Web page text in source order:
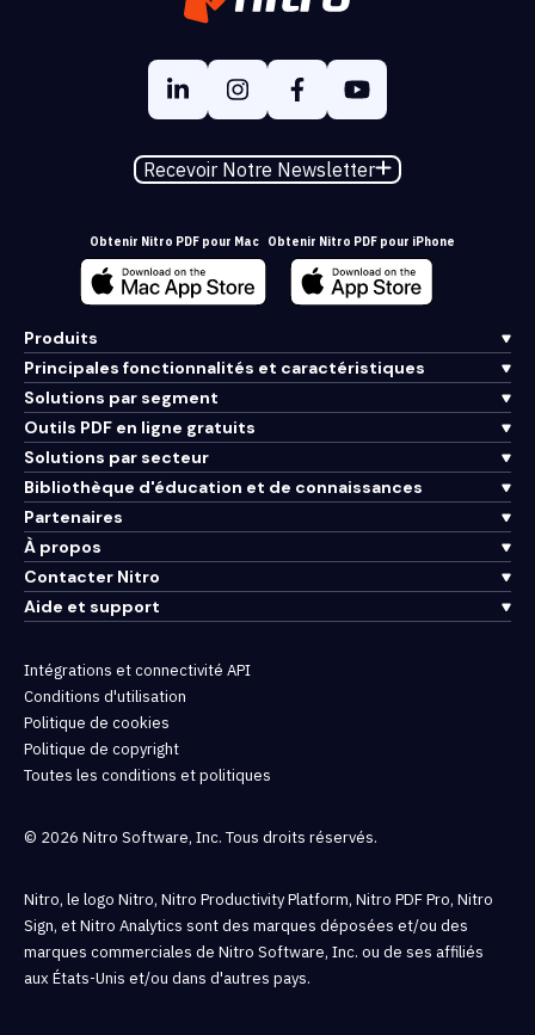
Recevoir Notre Newsletter
Obtenir Nitro PDF pour Mac Obtenir Nitro PDF pour iPhone
Produits
Principales fonctionnalités et caractéristiques
Solutions par segment
Outils PDF en ligne gratuits
Solutions par secteur
Bibliothèque d'éducation et de connaissances
Partenaires
À propos
Contacter Nitro
Aide et support
Intégrations et connectivité API
Conditions d'utilisation
Politique de cookies
Politique de copyright
Toutes les conditions et politiques
© 2026 Nitro Software, Inc. Tous droits réservés.
Nitro, le logo Nitro, Nitro Productivity Platform, Nitro PDF Pro, Nitro
Sign, et Nitro Analytics sont des marques déposées et/ou des
marques commerciales de Nitro Software, Inc. ou de ses affiliés
aux États-Unis et/ou dans d'autres pays.